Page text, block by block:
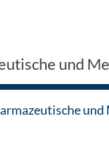
und
und